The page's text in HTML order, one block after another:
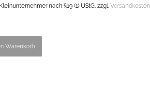
nach §19 (1) UStG. zzgl.Versandkosten
Warenkorb